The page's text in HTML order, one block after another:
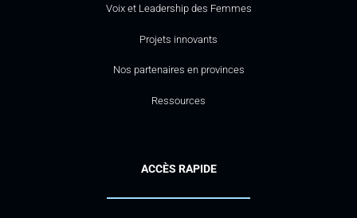
Voix et Leadership des Femmes
Projets innovants
Nos partenaires en provinces
Ressources
ACCÈS RAPIDE